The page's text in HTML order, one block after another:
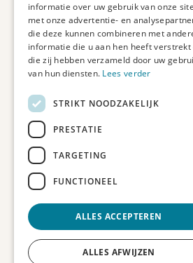
Contact informatie
Etienne de Pinedaweg 34
3711 CH, Austerlitz
Nederland
info@fotoprintxl.nl
0343 78 58 00
KVK: 81960263
BTW: NL002708709B23
© 2026 FotoprintXL.nl-
Disclaimer
- Gemaakt door:SyncSilo
informatie over uw gebruik van onze site
met onze advertentie- en
die deze kunnen combineren met
informatie die u aan hen heeft verstrekt
die zij hebben verzameld door uw
van hun diensten. Lees verder
STRIKT NOODZAKELIJK
PRESTATIE
TARGETING
FUNCTIONEEL
ALLES ACCEPTEREN
ALLES AFWIJZEN